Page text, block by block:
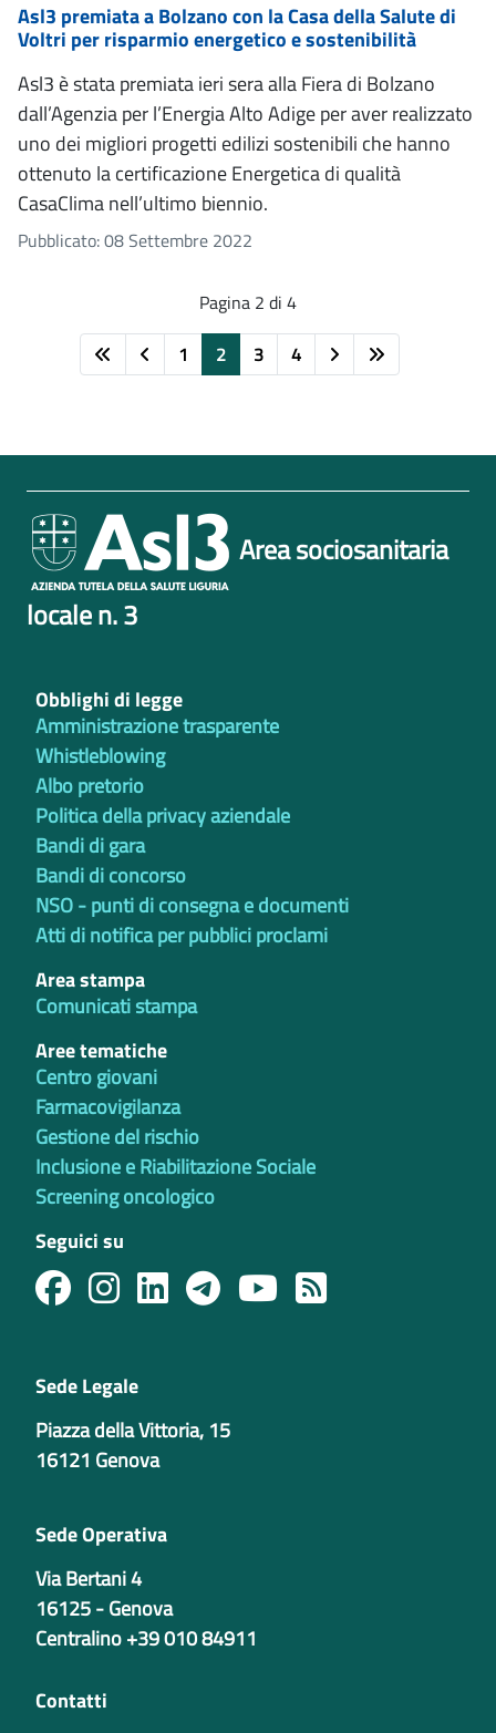
Asl3 premiata a Bolzano con la Casa della Salute di
Voltri per risparmio energetico e sostenibilità
Asl3 è stata premiata ieri sera alla Fiera di Bolzano
dall’Agenzia per l’Energia Alto Adige per aver realizzato
uno dei migliori progetti edilizi sostenibili che hanno
ottenuto la certificazione Energetica di qualità
CasaClima nell’ultimo biennio.
Pubblicato: 08 Settembre 2022
Pagina 2 di 4
1
2 3 4
Area sociosanitaria
locale n. 3
Obblighi di legge
Amministrazione trasparente
Whistleblowing
Albo pretorio
Politica della privacy aziendale
Bandi di gara
Bandi di concorso
NSO - punti di consegna e documenti
Atti di notifica per pubblici proclami
Area stampa
Comunicati stampa
Aree tematiche
Centro giovani
Farmacovigilanza
Gestione del rischio
Inclusione e Riabilitazione Sociale
Screening oncologico
Seguici su
Sede Legale
Piazza della Vittoria, 15
16121 Genova
Sede Operativa
Via Bertani 4
16125 - Genova
Centralino +39 010 84911
Contatti